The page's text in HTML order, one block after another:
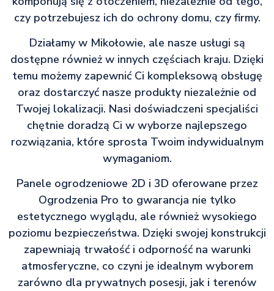
czy potrzebujesz ich do ochrony domu, czy firmy.
Działamy w Mikołowie, ale nasze usługi są
dostępne również w innych częściach kraju. Dzięki
temu możemy zapewnić Ci kompleksową obsługę
oraz dostarczyć nasze produkty niezależnie od
Twojej lokalizacji. Nasi doświadczeni specjaliści
chętnie doradzą Ci w wyborze najlepszego
rozwiązania, które sprosta Twoim indywidualnym
wymaganiom.
Panele ogrodzeniowe 2D i 3D oferowane przez
Ogrodzenia Pro to gwarancja nie tylko
estetycznego wyglądu, ale również wysokiego
poziomu bezpieczeństwa. Dzięki swojej konstrukcji
zapewniają trwałość i odporność na warunki
atmosferyczne, co czyni je idealnym wyborem
zarówno dla prywatnych posesji, jak i terenów